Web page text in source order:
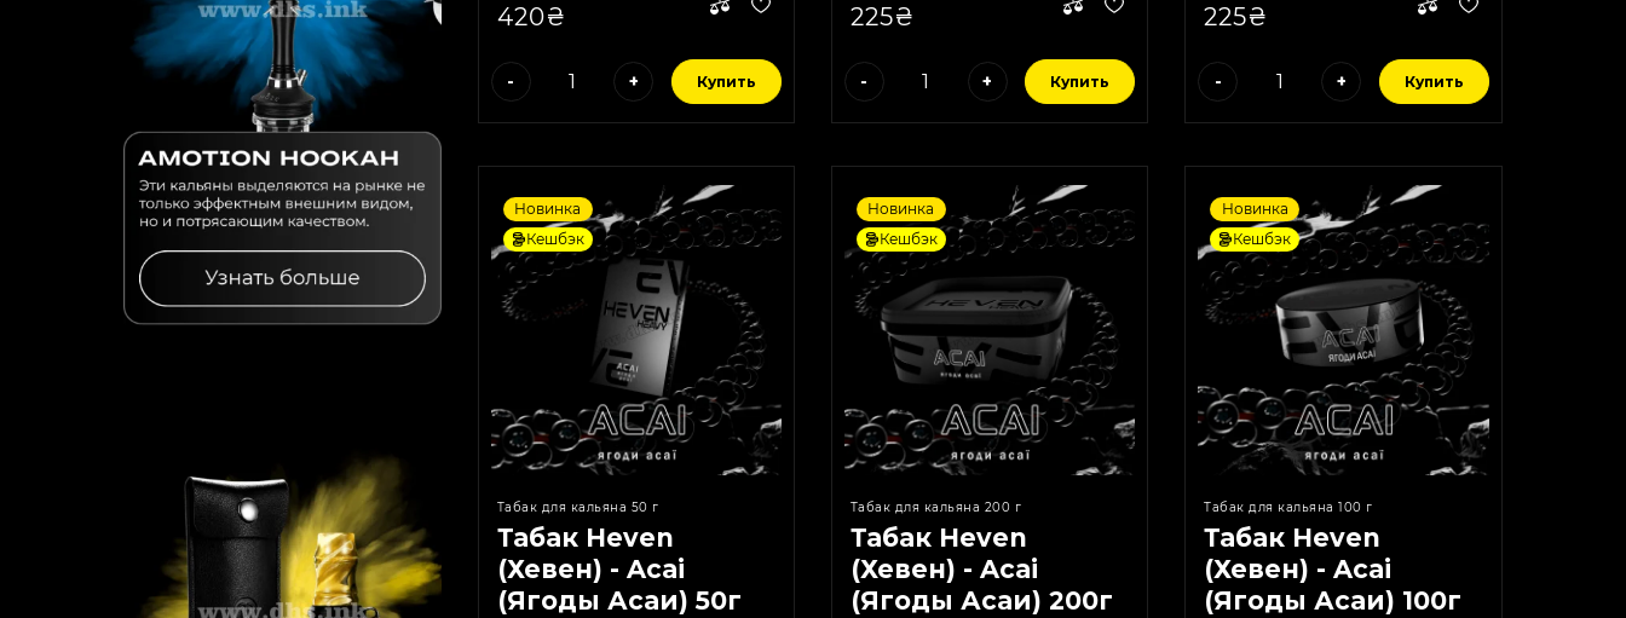
420₴
- + Купить
225₴
- + Купить
225₴
- + Купить
Новинка
Кешбэк
Табак для кальяна 50 г
Табак Heven
(Хевен) - Acai
(Ягоды Асаи) 50г
Новинка
Кешбэк
Табак для кальяна 200 г
Табак Heven
(Хевен) - Acai
(Ягоды Асаи) 200г
Новинка
Кешбэк
Табак для кальяна 100 г
Табак Heven
(Хевен) - Acai
(Ягоды Асаи) 100г